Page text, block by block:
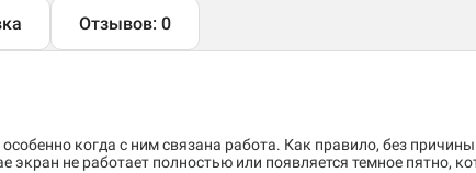
Отзывов: 0
когда с ним связана работа. Как правило, без причины
экран не работает полностью или появляется темное пятно,